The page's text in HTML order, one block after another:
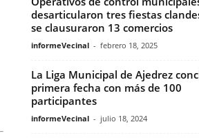
desarticularon tres fiestas
se clausuraron 13 comercios
informeVecinal - febrero 18, 2025
La Liga Municipal de Ajedrez
primera fecha con más de 100
participantes
informeVecinal - julio 18, 2024